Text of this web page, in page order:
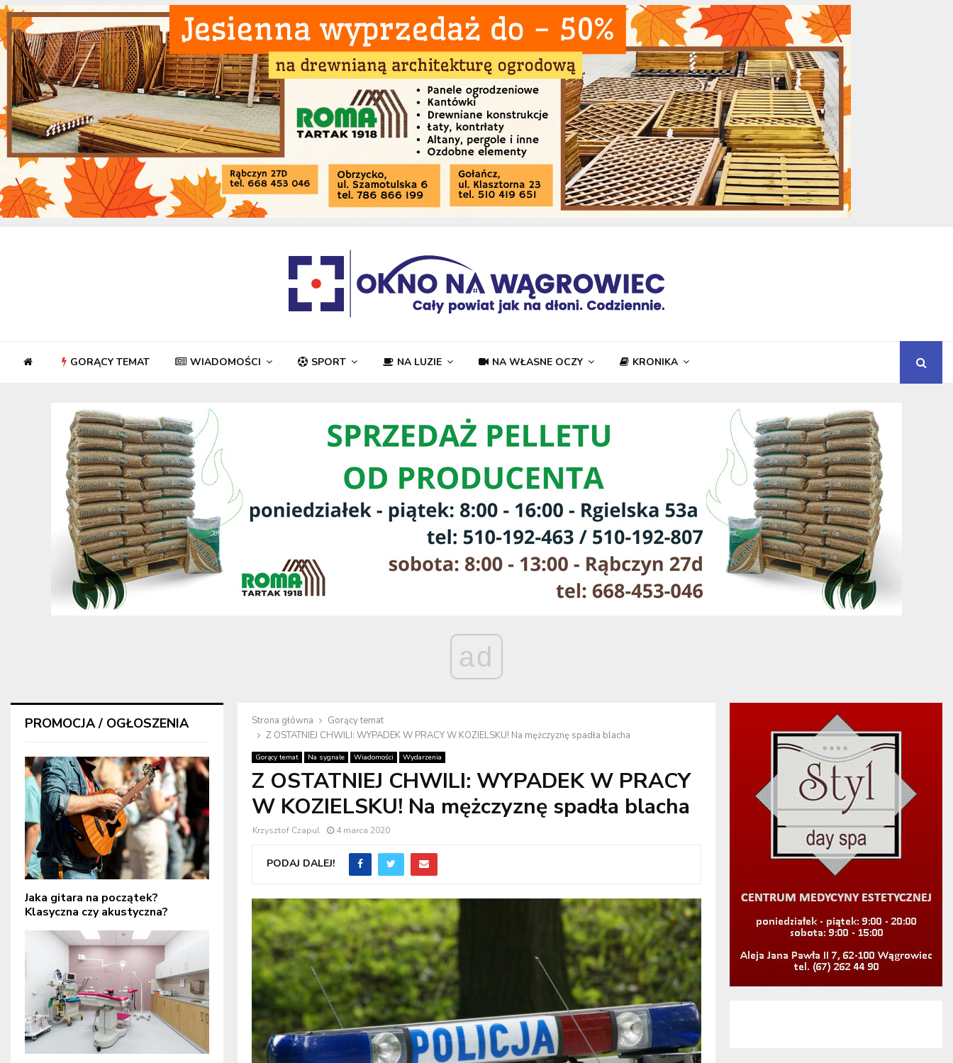
GORĄCY TEMAT WIADOMOŚCI SPORT NA LUZIE NA WŁASNE OCZY KRONIKA
ad
Strona główna
Gorący temat
Z OSTATNIEJ CHWILI: WYPADEK W PRACY W KOZIELSKU! Na mężczyznę spadła blacha
Gorący temat Na sygnale Wiadomości Wydarzenia
Z OSTATNIEJ CHWILI: WYPADEK W PRACY
W KOZIELSKU! Na mężczyznę spadła blacha
Krzysztof Czapul 4 marca 2020
PODAJ DALEJ!
PROMOCJA / OGŁOSZENIA
Jaka gitara na początek?
Klasyczna czy akustyczna?